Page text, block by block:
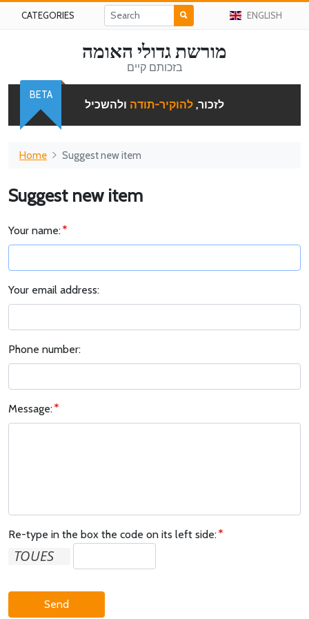
CATEGORIES ENGLISH
מורשת גדולי האומה
בזכותם קיים
לזכור, להוקיר-תודה ולהשכיל
BETA
Home Suggest new item
Suggest new item
Your name:
Your email address:
Phone number:
Message:
Re-type in the box the code on its left side:
Send